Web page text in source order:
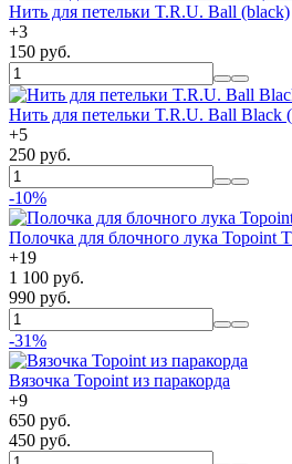
Нить для петельки T.R.U. Ball (black)
+3
150 руб.
Нить для петельки T.R.U. Ball Black
+5
250 руб.
-10%
Полочка для блочного лука Topoint
+19
1 100 руб.
990 руб.
-31%
Вязочка Topoint из паракорда
+9
650 руб.
450 руб.